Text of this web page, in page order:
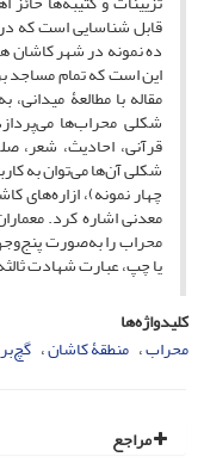
ده نمونه در شهر کاشان
این است که تمام مساجد
مقاله با مطالعۀ
شکلی محراب‌ها
قرآنی، احادیث، شعر،
شکلی آن‌ها می‌توان به
چهار نمونه)،
معدنی اشاره کرد.
محراب را به‌صورت
یا چپ، عبارت شهادت
کلیدواژه‌ها
محراب منطقۀ کاشان
مراجع